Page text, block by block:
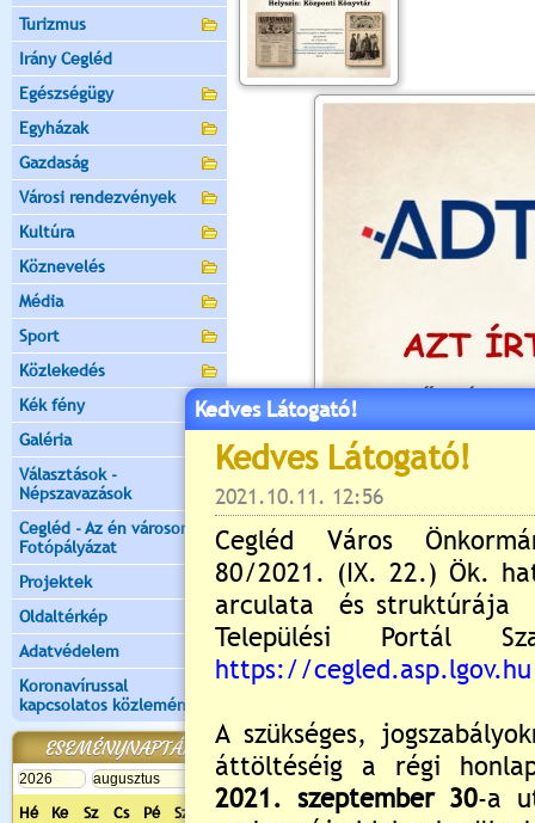
Turizmus
Irány Cegléd
Egészségügy
Egyházak
Gazdaság
Városi rendezvények
Kultúra
Köznevelés
Média
Sport
Közlekedés
Kék fény
Galéria
Választások -
Népszavazások
Cegléd - Az én városom -
Fotópályázat
Projektek
Oldaltérkép
Adatvédelem
Koronavírussal
kapcsolatos közlemények
ESEMÉNYNAPTÁR
Hé Ke Sz Cs Pé Sz
Va
Kedves Látogató!